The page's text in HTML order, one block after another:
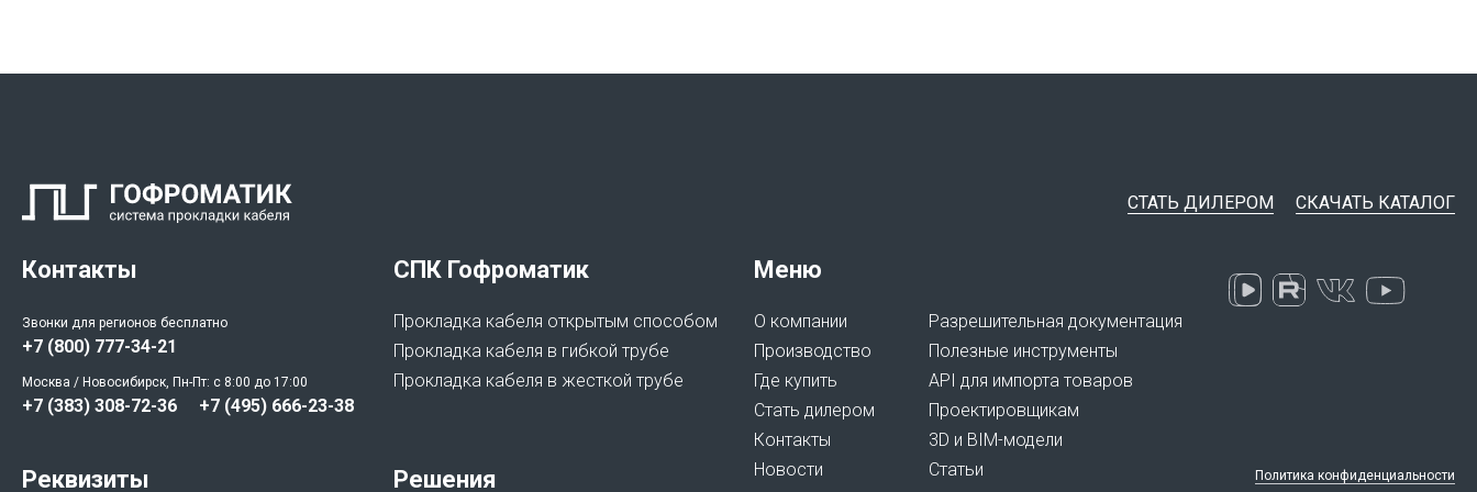
СТАТЬ ДИЛЕРОМ СКАЧАТЬ КАТАЛОГ
Контакты
Звонки для регионов бесплатно
+7 (800) 777-34-21
Москва / Новосибирск, Пн-Пт: с 8:00 до 17:00
+7 (383) 308-72-36 +7 (495) 666-23-38
Реквизиты
СПК Гофроматик
Прокладка кабеля открытым способом
Прокладка кабеля в гибкой трубе
Прокладка кабеля в жесткой трубе
Решения
Меню
О компании
Производство
Где купить
Стать дилером
Контакты
Новости
Разрешительная документация
Полезные инструменты
API для импорта товаров
Проектировщикам
3D и BIM-модели
Статьи
Политика конфиденциальности